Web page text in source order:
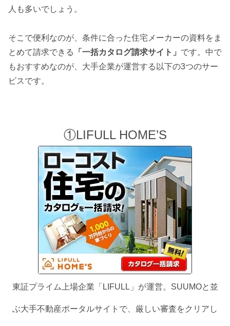
人も多いでしょう。
そこで便利なのが、条件に合った住宅メーカーの資料をま
とめて請求できる
「一括カタログ請求サイト」 です。中で
もおすすめなのが、大手企業が運営する以下の3つのサー
ビスです。
①LIFULL HOME’S
東証プライム上場企業「LIFULL」が運営。SUUMOと並
ぶ大手不動産ポータルサイトで、厳しい審査をクリアし